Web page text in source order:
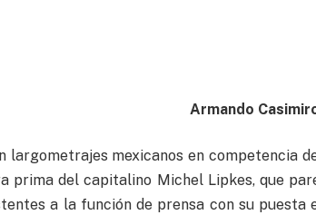
Armando
largometrajes mexicanos en competencia
prima del capitalino Michel Lipkes, que
a la función de prensa con su puesta